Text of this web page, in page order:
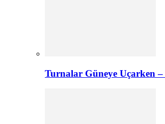
Turnalar Güneye Uçarken